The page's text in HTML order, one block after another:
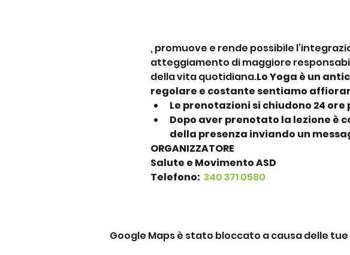
, promuove e rende possibile
atteggiamento di maggiore
della vita quotidiana.Lo Yoga è un
regolare e costante sentiamo
Le prenotazioni si chiudono 24
Dopo aver prenotato la lezione è
della presenza inviando un
ORGANIZZATORE
Salute e Movimento ASD
Telefono: 340 371 0580
Google Maps è stato bloccato a causa delle